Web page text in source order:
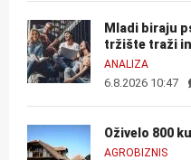
Mladi biraju
tržište traži
ANALIZA
6.8.2026 10:47
Oživelo 800
AGROBIZNIS